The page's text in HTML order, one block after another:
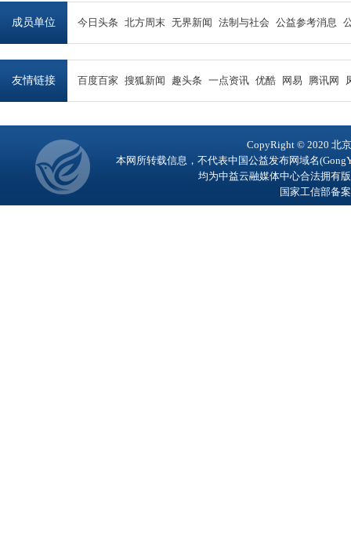
成员单位 今日头条 北方周末 无界新闻 法制与社会 公益参考消息
友情链接 百度百家 搜狐新闻 趣头条 一点资讯 优酷 网易 腾讯网
CopyRight © 2020 北
本网所转载信息，不代表中国公益发布网域名
均为中益云融媒体中心合法拥有
国家工信部备